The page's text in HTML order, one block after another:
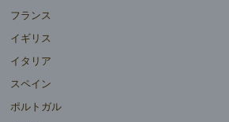
フランス
イギリス
イタリア
スペイン
ポルトガル